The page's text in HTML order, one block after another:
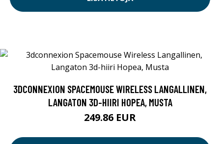
3DCONNEXION SPACEMOUSE WIRELESS LANGALLINEN,
LANGATON 3D-HIIRI HOPEA, MUSTA
249.86 EUR